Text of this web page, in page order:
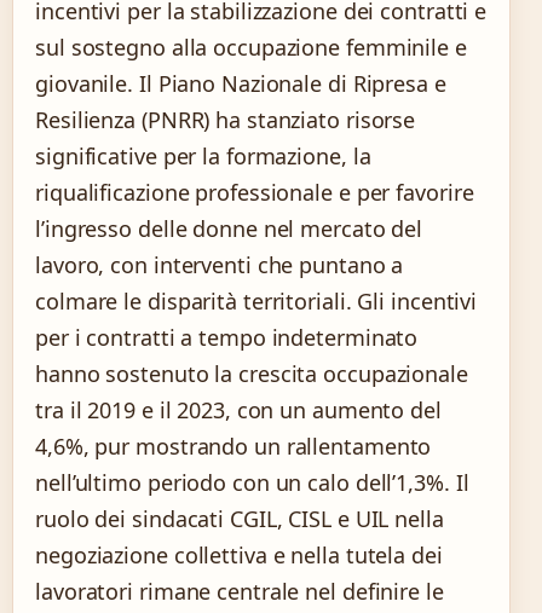
incentivi per la stabilizzazione dei contratti e
sul sostegno alla occupazione femminile e
giovanile. Il Piano Nazionale di Ripresa e
Resilienza (PNRR) ha stanziato risorse
significative per la formazione, la
riqualificazione professionale e per favorire
l’ingresso delle donne nel mercato del
lavoro, con interventi che puntano a
colmare le disparità territoriali. Gli incentivi
per i contratti a tempo indeterminato
hanno sostenuto la crescita occupazionale
tra il 2019 e il 2023, con un aumento del
4,6%, pur mostrando un rallentamento
nell’ultimo periodo con un calo dell’1,3%. Il
ruolo dei sindacati CGIL, CISL e UIL nella
negoziazione collettiva e nella tutela dei
lavoratori rimane centrale nel definire le